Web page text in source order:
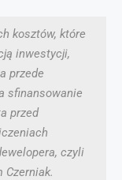
kosztów, które
inwestycji,
przede
sfinansowanie
przed
czyli
Czerniak.